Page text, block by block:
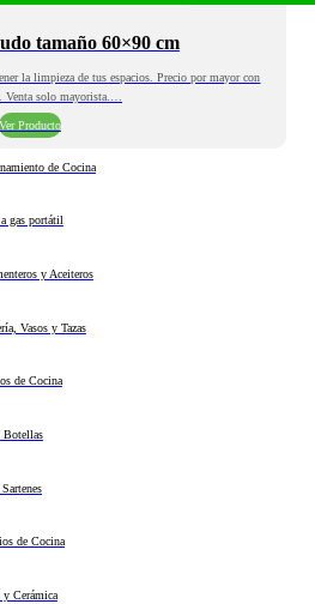
tamaño 60×90 cm
la limpieza de tus espacios. Precio por mayor con
solo mayorista.…
Ver Producto
de Cocina
gas portátil
y Aceiteros
Vasos y Tazas
de Cocina
Botellas
de Cocina
Cerámica